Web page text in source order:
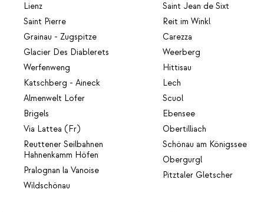
Lienz
Saint Pierre
Grainau - Zugspitze
Glacier Des Diablerets
Werfenweng
Katschberg - Aineck
Almenwelt Lofer
Brigels
Via Lattea (Fr)
Reuttener Seilbahnen
Hahnenkamm Höfen
Pralognan la Vanoise
Wildschönau
Saint Jean de Sixt
Reit im Winkl
Carezza
Weerberg
Hittisau
Lech
Scuol
Ebensee
Obertilliach
Schönau am Königssee
Obergurgl
Pitztaler Gletscher